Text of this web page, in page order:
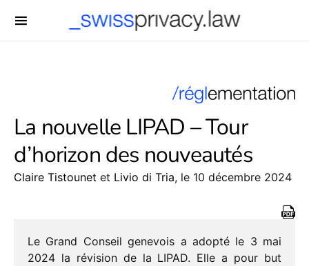
La nouvelle LIPAD – Tour
d’horizon des nouveautés
Claire Tistounet et Livio di Tria, le 10 décembre 2024
Le Grand Conseil gene­vois a adopté le 3 mai
2024 la révi­sion de la LIPAD. Elle a pour but